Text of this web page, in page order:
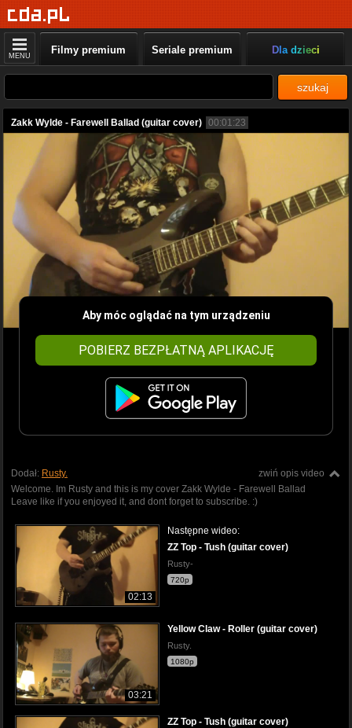
MENU Filmy premium Seriale premium Dla dzieci
szukaj
Zakk Wylde - Farewell Ballad (guitar cover) 00:01:23
Aby móc oglądać na tym urządzeniu
POBIERZ BEZPŁATNĄ APLIKACJĘ
zwiń opis video
Dodał: Rusty.
Welcome. Im Rusty and this is my cover Zakk Wylde - Farewell Ballad
Leave like if you enjoyed it, and dont forget to subscribe. :)
02:13
Następne wideo:
ZZ Top - Tush (guitar cover)
Rusty-
720p
03:21
Yellow Claw - Roller (guitar cover)
Rusty.
1080p
ZZ Top - Tush (guitar cover)